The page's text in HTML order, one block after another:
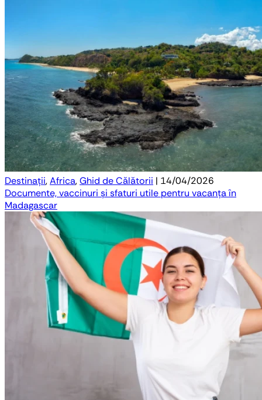
Destinații,Africa,Ghid de Călătorii | 14/04/2026
Documente, vaccinuri și sfaturi utile pentru vacanța în
Madagascar